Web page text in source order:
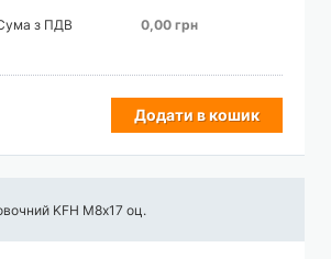
з ПДВ 0,00 грн
Додати в кошик
KFH М8х17 оц.